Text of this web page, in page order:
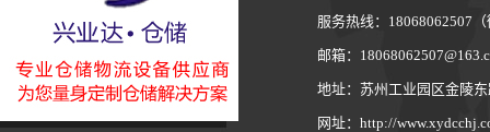
服务热线：18068062507
邮箱：
地址：苏州工业园区金陵
网址：http://